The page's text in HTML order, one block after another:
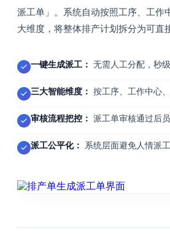
派工单」。系统自动按照工序、工作
大维度，将整体排产计划拆分为可直
一键生成派工： 无需人工分配，秒
三大智能维度： 按工序、工作中心
审核流程把控： 派工单审核通过后
派工公平化： 系统层面避免人情派